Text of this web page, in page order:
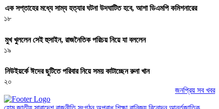
এক সপ্তাহের মধ্যে সাম্য হত্যার ঘটনা উদঘাটিত হবে, আশা ডিএমপি কমিশনারের
১৮
মুখ খুললেন সেই হুসাইন, রাজনৈতিক পরিচয় নিয়ে যা বললেন
১৯
নিউইয়র্কে ঈদের ছুটিতে পরিবার নিয়ে সময় কাটাচ্ছেন রুনা খান
২০
জনপ্রিয় সব খবর